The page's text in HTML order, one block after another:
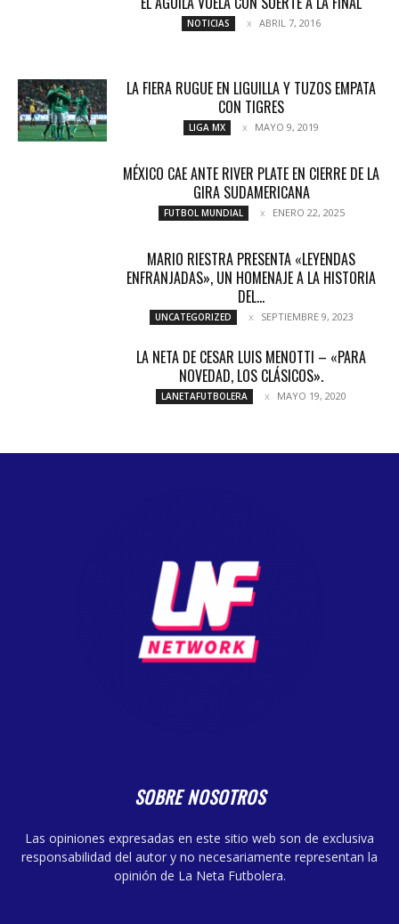
NOTICIAS ABRIL 7, 2016
LA FIERA RUGUE EN LIGUILLA Y TUZOS EMPATA
CON TIGRES
LIGA MX MAYO 9, 2019
MÉXICO CAE ANTE RIVER PLATE EN CIERRE DE LA
GIRA SUDAMERICANA
FUTBOL MUNDIAL ENERO 22, 2025
MARIO RIESTRA PRESENTA «LEYENDAS
ENFRANJADAS», UN HOMENAJE A LA HISTORIA
DEL...
UNCATEGORIZED SEPTIEMBRE 9, 2023
LA NETA DE CESAR LUIS MENOTTI – «PARA
NOVEDAD, LOS CLÁSICOS».
LANETAFUTBOLERA MAYO 19, 2020
SOBRE NOSOTROS
Las opiniones expresadas en este sitio web son de exclusiva
responsabilidad del autor y no necesariamente representan la
opinión de La Neta Futbolera.